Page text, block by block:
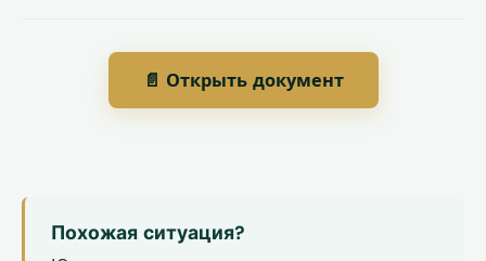
📄 Открыть документ
Похожая ситуация?